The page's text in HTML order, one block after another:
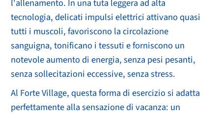
l'allenamento. In una tuta leggera ad alta
tecnologia, delicati impulsi elettrici attivano quasi
tutti i muscoli, favoriscono la circolazione
sanguigna, tonificano i tessuti e forniscono un
notevole aumento di energia, senza pesi pesanti,
senza sollecitazioni eccessive, senza stress.
Al Forte Village, questa forma di esercizio si adatta
perfettamente alla sensazione di vacanza: un